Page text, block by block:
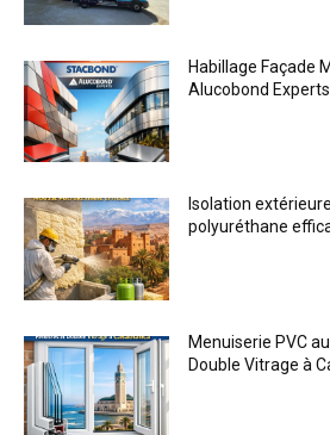
Habillage Façade
Alucobond Experts
Isolation
polyuréthane
Menuiserie PVC
Double Vitrage à